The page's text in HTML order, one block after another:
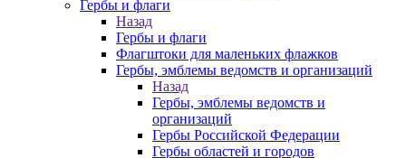
Гербы и флаги
Назад
Гербы и флаги
Флагштоки для маленьких флажков
Гербы, эмблемы ведомств и организаций
Назад
Гербы, эмблемы ведомств и
организаций
Гербы Российской Федерации
Гербы областей и городов